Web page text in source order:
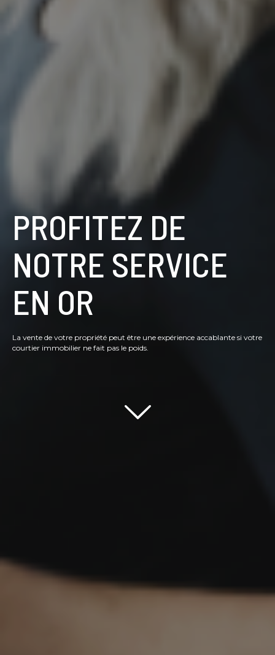
PROFITEZ DE
NOTRE SERVICE
EN OR
La vente de votre propriété peut être une expérience accablante si votre
courtier immobilier ne fait pas le poids.